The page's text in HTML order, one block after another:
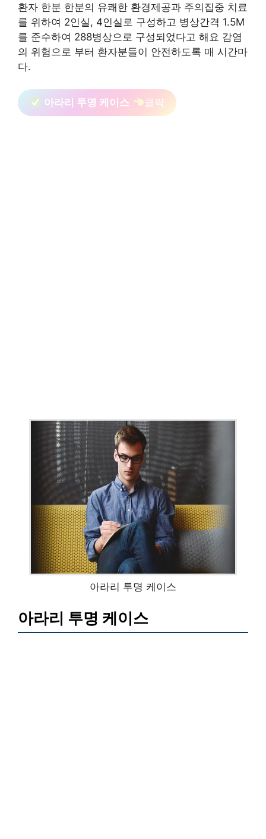
환자 한분 한분의 유쾌한 환경제공과 주의집중 치료
를 위하여 2인실, 4인실로 구성하고 병상간격 1.5M
를 준수하여 288병상으로 구성되었다고 해요 감염
의 위험으로 부터 환자분들이 안전하도록 매 시간마
다.
아라리 투명 케이스 클릭
아라리 투명 케이스
아라리 투명 케이스